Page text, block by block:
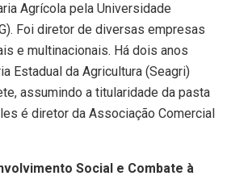
Agrícola pela Universidade
Foi diretor de diversas empresas
e multinacionais. Há dois anos
Estadual da Agricultura (Seagri)
assumindo a titularidade da pasta
é diretor da Associação Comercial
Social e Combate à